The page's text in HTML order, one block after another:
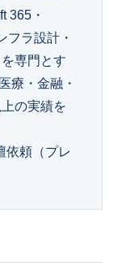
365・
フラ設計・
専門とす
療・金融・
の実績を
依頼（プレ